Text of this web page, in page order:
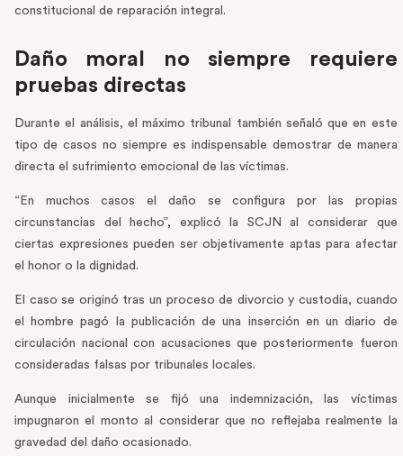
constitucional de reparación integral.
Daño moral no siempre requiere
pruebas directas
Durante el análisis, el máximo tribunal también señaló que en este
tipo de casos no siempre es indispensable demostrar de manera
directa el sufrimiento emocional de las víctimas.
“En muchos casos el daño se configura por las propias
circunstancias del hecho”, explicó la SCJN al considerar que
ciertas expresiones pueden ser objetivamente aptas para afectar
el honor o la dignidad.
El caso se originó tras un proceso de divorcio y custodia, cuando
el hombre pagó la publicación de una inserción en un diario de
circulación nacional con acusaciones que posteriormente fueron
consideradas falsas por tribunales locales.
Aunque inicialmente se fijó una indemnización, las víctimas
impugnaron el monto al considerar que no reflejaba realmente la
gravedad del daño ocasionado.